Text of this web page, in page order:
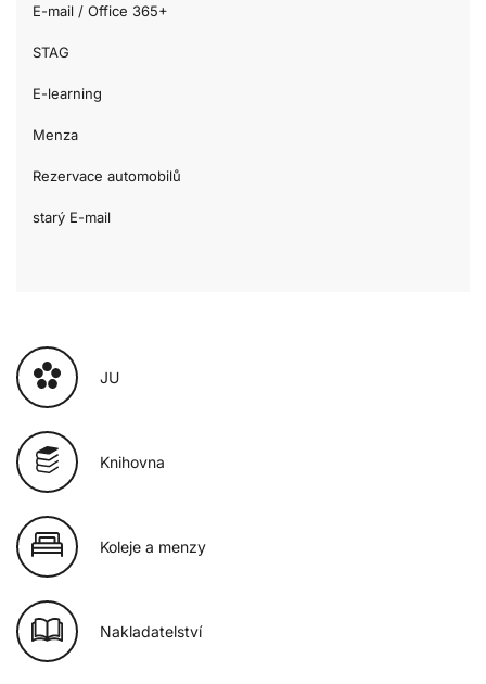
E-mail / Office 365+
STAG
E-learning
Menza
Rezervace automobilů
starý E-mail
JU
Knihovna
Koleje a menzy
Nakladatelství